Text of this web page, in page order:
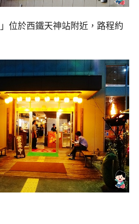
位於西鐵天神站附近，路程約